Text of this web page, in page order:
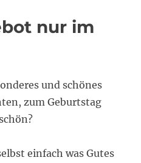
nur im
und schönes
zum Geburtstag
einfach was Gutes